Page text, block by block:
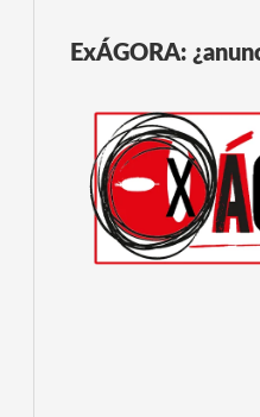
ExÁGORA: